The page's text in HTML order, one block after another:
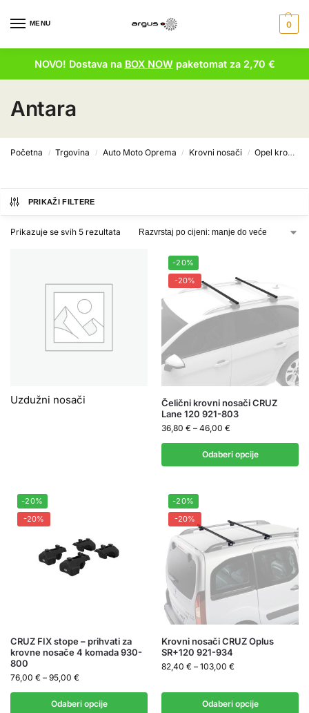
MENU 0
NOVO! Dostava na BOX NOWpaketomat za 2,70 €
Antara
Početna / Trgovina / Auto Moto Oprema / Krovni nosači / Opel krovni nosači
PRIKAŽI FILTERE
Prikazuje se svih 5 rezultata
Uzdužni nosači
-20%
-20%
Čelični krovni nosači CRUZ
Lane 120 921-803
36,80 € – 46,00 €
Odaberi opcije
-20%
-20%
CRUZ FIX stope – prihvati za
krovne nosače 4 komada 930-
800
76,00 € – 95,00 €
Odaberi opcije
-20%
-20%
Krovni nosači CRUZ Oplus
SR+120 921-934
82,40 € – 103,00 €
Odaberi opcije